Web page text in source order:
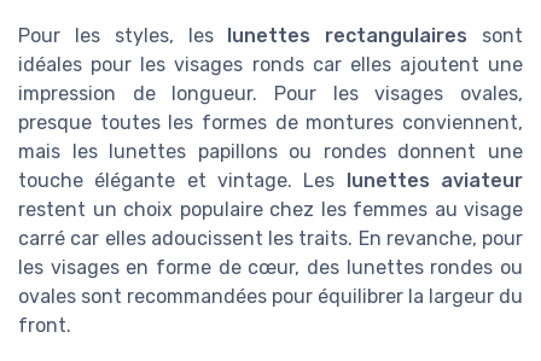
Pour les styles, les lunettes rectangulaires sont
idéales pour les visages ronds car elles ajoutent une
impression de longueur. Pour les visages ovales,
presque toutes les formes de montures conviennent,
mais les lunettes papillons ou rondes donnent une
touche élégante et vintage. Les lunettes aviateur
restent un choix populaire chez les femmes au visage
carré car elles adoucissent les traits. En revanche, pour
les visages en forme de cœur, des lunettes rondes ou
ovales sont recommandées pour équilibrer la largeur du
front.